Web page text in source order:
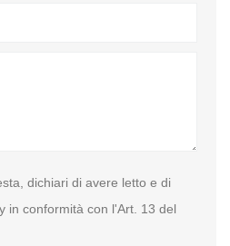
dichiari di avere letto e di
in conformità con l'Art. 13 del